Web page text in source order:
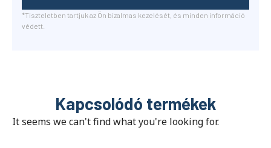
*Tiszteletben tartjuk az Ön bizalmas kezelését, és minden információ
védett.
Kapcsolódó termékek
It seems we can't find what you're looking for.